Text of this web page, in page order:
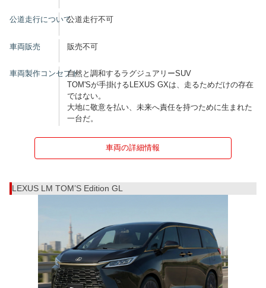
公道走行について公道走行不可
車両販売 販売不可
車両製作コンセプト自然と調和するラグジュアリーSUV
TOM'Sが手掛けるLEXUS GXは、走るためだけの存在
ではない。
大地に敬意を払い、未来へ責任を持つために生まれた
一台だ。
車両の詳細情報
LEXUS LM TOM’S Edition GL